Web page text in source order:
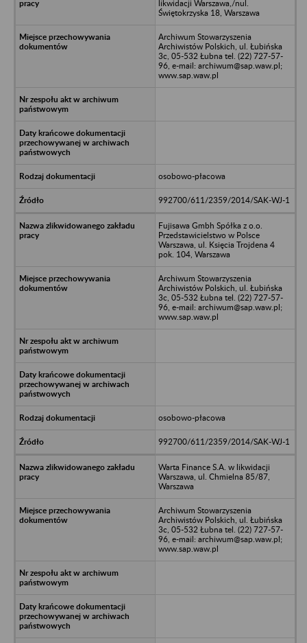
likwidacji Warszawa,/nul.
Świętokrzyska 18, Warszawa
Archiwum Stowarzyszenia
Archiwistów Polskich, ul. Łubińska
3c, 05-532 Łubna tel. (22) 727-57-
96, e-mail: archiwum@sap.waw.pl;
www.sap.waw.pl
osobowo-płacowa
992700/611/2359/2014/SAK-WJ-1
Fujisawa Gmbh Spółka z o.o.
Przedstawicielstwo w Polsce
Warszawa, ul. Księcia Trojdena 4
pok. 104, Warszawa
Archiwum Stowarzyszenia
Archiwistów Polskich, ul. Łubińska
3c, 05-532 Łubna tel. (22) 727-57-
96, e-mail: archiwum@sap.waw.pl;
www.sap.waw.pl
osobowo-płacowa
992700/611/2359/2014/SAK-WJ-1
Warta Finance S.A. w likwidacji
Warszawa, ul. Chmielna 85/87,
Warszawa
Archiwum Stowarzyszenia
Archiwistów Polskich, ul. Łubińska
3c, 05-532 Łubna tel. (22) 727-57-
96, e-mail: archiwum@sap.waw.pl;
www.sap.waw.pl